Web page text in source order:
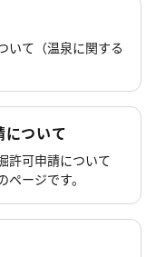
いて（温泉に関する
について
許可申請について
ージです。